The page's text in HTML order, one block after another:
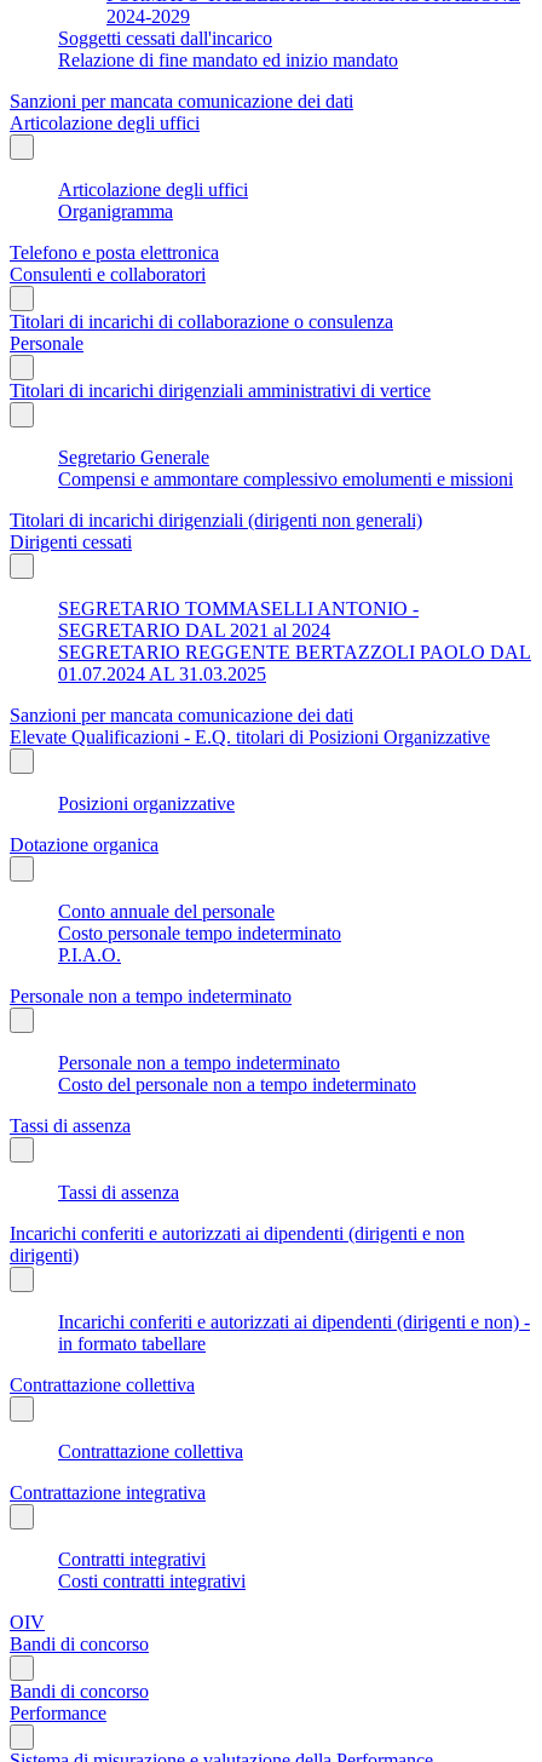
2024-2029
Soggetti cessati dall'incarico
Relazione di fine mandato ed inizio mandato
Sanzioni per mancata comunicazione dei dati
Articolazione degli uffici
Articolazione degli uffici
Organigramma
Telefono e posta elettronica
Consulenti e collaboratori
Titolari di incarichi di collaborazione o consulenza
Personale
Titolari di incarichi dirigenziali amministrativi di vertice
Segretario Generale
Compensi e ammontare complessivo emolumenti e missioni
Titolari di incarichi dirigenziali (dirigenti non generali)
Dirigenti cessati
SEGRETARIO TOMMASELLI ANTONIO -
SEGRETARIO DAL 2021 al 2024
SEGRETARIO REGGENTE BERTAZZOLI PAOLO DAL
01.07.2024 AL 31.03.2025
Sanzioni per mancata comunicazione dei dati
Elevate Qualificazioni - E.Q. titolari di Posizioni Organizzative
Posizioni organizzative
Dotazione organica
Conto annuale del personale
Costo personale tempo indeterminato
P.I.A.O.
Personale non a tempo indeterminato
Personale non a tempo indeterminato
Costo del personale non a tempo indeterminato
Tassi di assenza
Tassi di assenza
Incarichi conferiti e autorizzati ai dipendenti (dirigenti e non
dirigenti)
Incarichi conferiti e autorizzati ai dipendenti (dirigenti e non) -
in formato tabellare
Contrattazione collettiva
Contrattazione collettiva
Contrattazione integrativa
Contratti integrativi
Costi contratti integrativi
OIV
Bandi di concorso
Bandi di concorso
Performance